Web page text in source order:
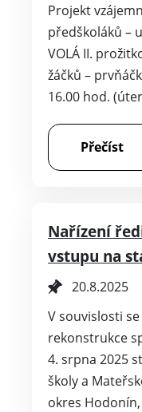
Projekt
předškoláků –
VOLÁ II.
žáčků –
16.00 hod.
Přečíst
Nařízení
vstupu na
20.8.2025
V souvislosti
rekonstrukce
4. srpna 2025
školy a
okres